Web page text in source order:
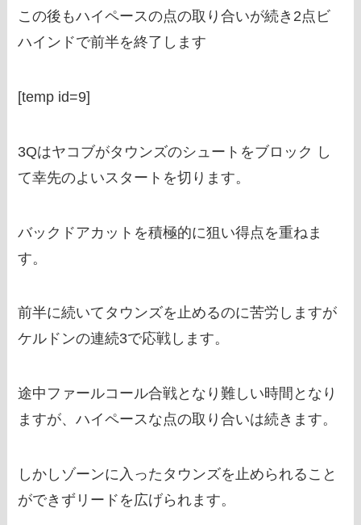
この後もハイペースの点の取り合いが続き2点ビ
ハインドで前半を終了します
[temp id=9]
3Qはヤコブがタウンズのシュートをブロック し
て幸先のよいスタートを切ります。
バックドアカットを積極的に狙い得点を重ねま
す。
前半に続いてタウンズを止めるのに苦労しますが
ケルドンの連続3で応戦します。
途中ファールコール合戦となり難しい時間となり
ますが、ハイペースな点の取り合いは続きます。
しかしゾーンに入ったタウンズを止められること
ができずリードを広げられます。